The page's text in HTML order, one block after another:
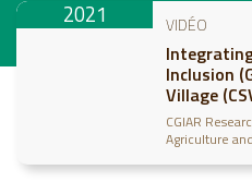
2021 VIDÉO
Inclusion
Village
CGIAR
Agriculture